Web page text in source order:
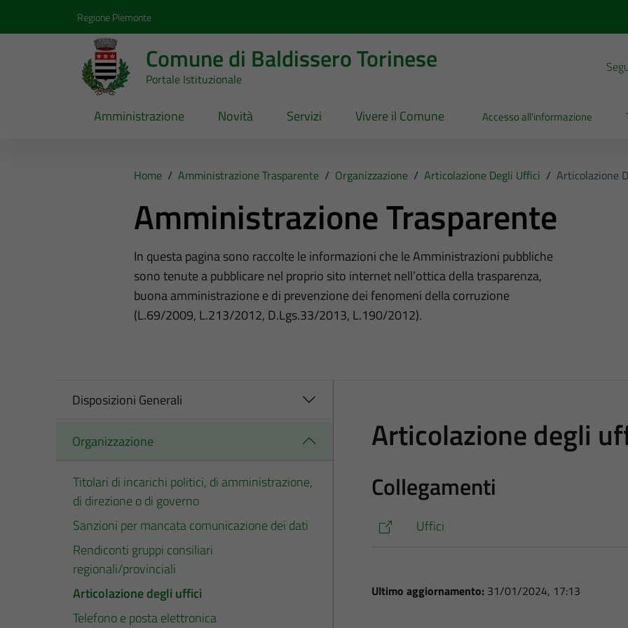
Regione Piemonte
Comune di Baldissero Torinese
Portale Istituzionale
Amministrazione Novità Servizi Vivere il Comune Accesso all'informazione
Home / Amministrazione Trasparente / Organizzazione / Articolazione Degli Uffici / Articolazione
Amministrazione Trasparente
In questa pagina sono raccolte le informazioni che le Amministrazioni pubbliche
sono tenute a pubblicare nel proprio sito internet nell’ottica della trasparenza,
buona amministrazione e di prevenzione dei fenomeni della corruzione
(L.69/2009, L.213/2012, D.Lgs.33/2013, L.190/2012).
Disposizioni Generali
Organizzazione
Titolari di incarichi politici, di amministrazione,
di direzione o di governo
Sanzioni per mancata comunicazione dei dati
Rendiconti gruppi consiliari
regionali/provinciali
Articolazione degli uffici
Telefono e posta elettronica
Articolazione degli
Collegamenti
Uffici
Ultimo aggiornamento: 31/01/2024, 17:13